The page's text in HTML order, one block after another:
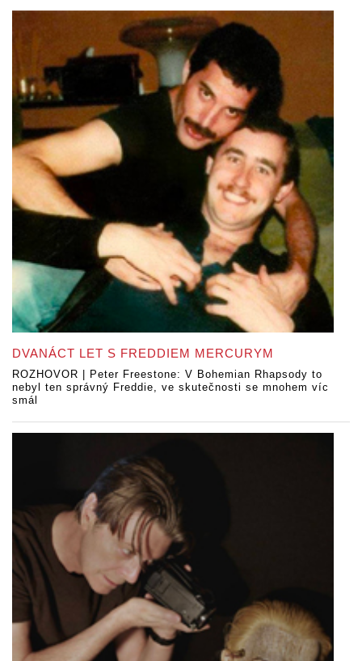
DVANÁCT LET S FREDDIEM MERCURYM
ROZHOVOR | Peter Freestone: V Bohemian Rhapsody to
nebyl ten správný Freddie, ve skutečnosti se mnohem víc
smál